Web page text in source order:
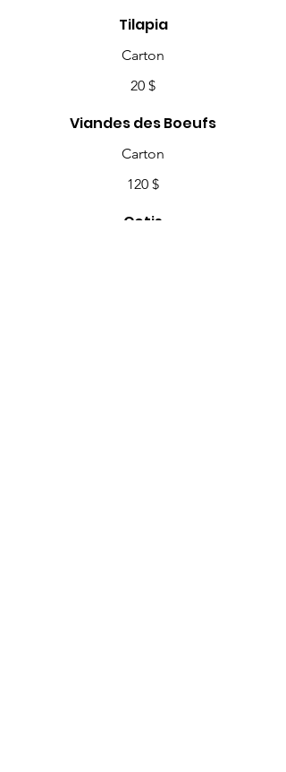
Tilapia
Carton
20 $
Viandes des Boeufs
Carton
120 $
Cotis